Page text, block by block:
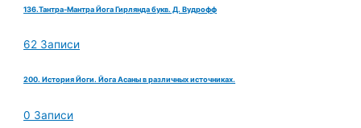
136.Тантра-Мантра Йога Гирлянда букв. Д. Вудрофф
62 Записи
200. История Йоги. Йога Асаны в различных источниках.
0 Записи